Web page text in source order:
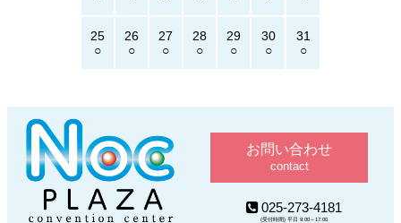
25 26 27 28 29 30 31
お問い合わせ
contact
025-273-4181
(受付時間) 平日 9:00～17:00